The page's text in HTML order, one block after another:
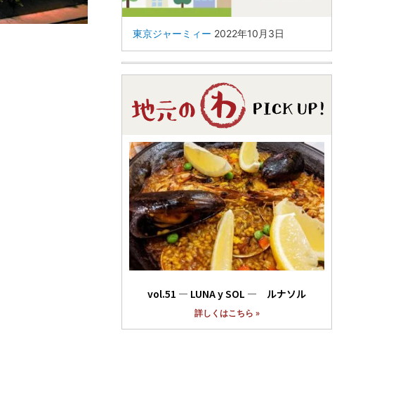
東京ジャーミィー 2022年10月3日
vol.51 ― LUNA y SOL ― ルナソル
詳しくはこちら »